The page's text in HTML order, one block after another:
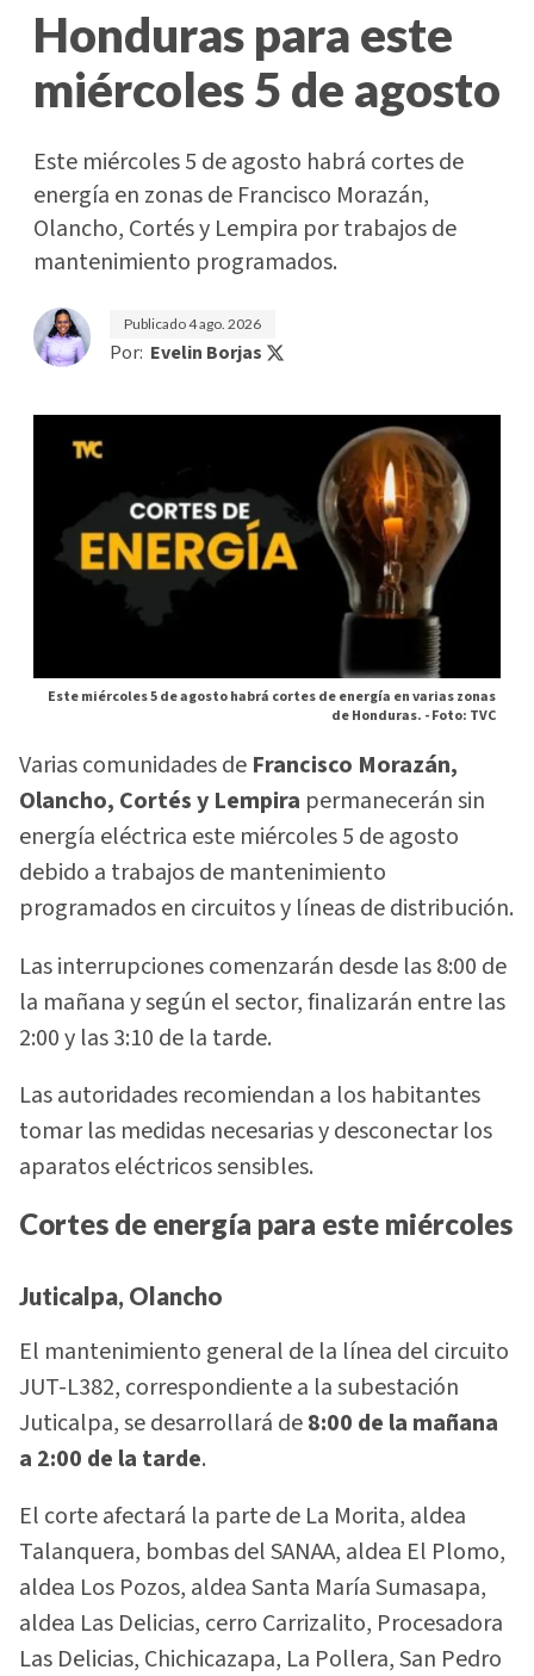
Honduras para este
miércoles 5 de agosto
Este miércoles 5 de agosto habrá cortes de
energía en zonas de Francisco Morazán,
Olancho, Cortés y Lempira por trabajos de
mantenimiento programados.
Publicado4 ago. 2026
Por: Evelin Borjas
Este miércoles 5 de agosto habrá cortes de energía en varias zonas
de Honduras. -Foto: TVC
Varias comunidades de Francisco Morazán,
Olancho, Cortés y Lempira permanecerán sin
energía eléctrica este miércoles 5 de agosto
debido a trabajos de mantenimiento
programados en circuitos y líneas de distribución.
Las interrupciones comenzarán desde las 8:00 de
la mañana y según el sector, finalizarán entre las
2:00 y las 3:10 de la tarde.
Las autoridades recomiendan a los habitantes
tomar las medidas necesarias y desconectar los
aparatos eléctricos sensibles.
Cortes de energía para este miércoles
Juticalpa, Olancho
El mantenimiento general de la línea del circuito
JUT-L382, correspondiente a la subestación
Juticalpa, se desarrollará de8:00 de la mañana
a 2:00 de la tarde.
El corte afectará la parte de La Morita, aldea
Talanquera, bombas del SANAA, aldea El Plomo,
aldea Los Pozos, aldea Santa María Sumasapa,
aldea Las Delicias, cerro Carrizalito, Procesadora
Las Delicias, Chichicazapa, La Pollera, San Pedro